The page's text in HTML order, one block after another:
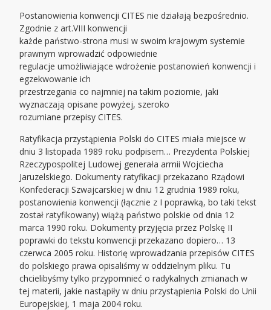
Postanowienia konwencji CITES nie działają bezpośrednio.
Zgodnie z art.VIII konwencji
każde państwo-strona musi w swoim krajowym systemie
prawnym wprowadzić odpowiednie
regulacje umożliwiające wdrożenie postanowień konwencji i
egzekwowanie ich
przestrzegania co najmniej na takim poziomie, jaki
wyznaczają opisane powyżej, szeroko
rozumiane przepisy CITES.
Ratyfikacja przystąpienia Polski do CITES miała miejsce w
dniu 3 listopada 1989 roku podpisem… Prezydenta Polskiej
Rzeczypospolitej Ludowej generała armii Wojciecha
Jaruzelskiego. Dokumenty ratyfikacji przekazano Rządowi
Konfederacji Szwajcarskiej w dniu 12 grudnia 1989 roku,
postanowienia konwencji (łącznie z I poprawką, bo taki tekst
został ratyfikowany) wiążą państwo polskie od dnia 12
marca 1990 roku. Dokumenty przyjęcia przez Polskę II
poprawki do tekstu konwencji przekazano dopiero… 13
czerwca 2005 roku. Historię wprowadzania przepisów CITES
do polskiego prawa opisaliśmy w oddzielnym pliku. Tu
chcielibyśmy tylko przypomnieć o radykalnych zmianach w
tej materii, jakie nastąpiły w dniu przystąpienia Polski do Unii
Europejskiej, 1 maja 2004 roku.